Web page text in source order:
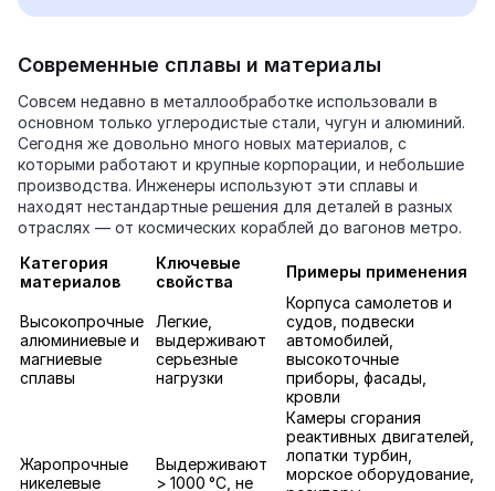
Современные сплавы и материалы
Совсем недавно в металлообработке использовали в
основном только углеродистые стали, чугун и алюминий.
Сегодня же довольно много новых материалов, с
которыми работают и крупные корпорации, и небольшие
производства. Инженеры используют эти сплавы и
находят нестандартные решения для деталей в разных
отраслях — от космических кораблей до вагонов метро.
Категория
материалов
Ключевые
свойства
Примеры применения
Высокопрочные
алюминиевые и
магниевые
сплавы
Легкие,
выдерживают
серьезные
нагрузки
Корпуса самолетов и
судов, подвески
автомобилей,
высокоточные
приборы, фасады,
кровли
Жаропрочные
никелевые
Выдерживают
> 1000 °C, не
Камеры сгорания
реактивных двигателей,
лопатки турбин,
морское оборудование,